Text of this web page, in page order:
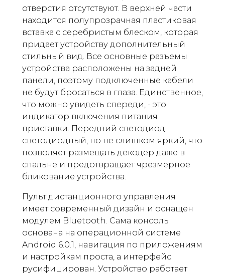
отверстия отсутствуют. В верхней части
находится полупрозрачная пластиковая
вставка с серебристым блеском, которая
придает устройству дополнительный
стильный вид. Все основные разъемы
устройства расположены на задней
панели, поэтому подключенные кабели
не будут бросаться в глаза. Единственное,
что можно увидеть спереди, - это
индикатор включения питания
приставки. Передний светодиод
светодиодный, но не слишком яркий, что
позволяет размещать декодер даже в
спальне и предотвращает чрезмерное
бликование устройства.
Пульт дистанционного управления
имеет современный дизайн и оснащен
модулем Bluetooth. Сама консоль
основана на операционной системе
Android 6.0.1, навигация по приложениям
и настройкам проста, а интерфейс
русифицирован. Устройство работает